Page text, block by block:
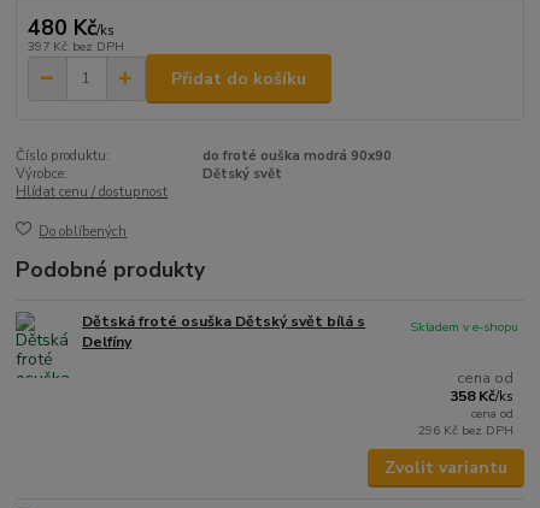
480 Kč/ks
397 Kč bez DPH
Přidat do košíku
Číslo produktu:
do froté ouška modrá 90x90
Výrobce:
Dětský svět
Hlídat cenu / dostupnost
Do oblíbených
Podobné produkty
Dětská froté osuška Dětský svět bílá s
Delfíny
cena od
358 Kč/ks
cena od
296 Kč bez DPH
Skladem v e-shopu
Zvolit variantu